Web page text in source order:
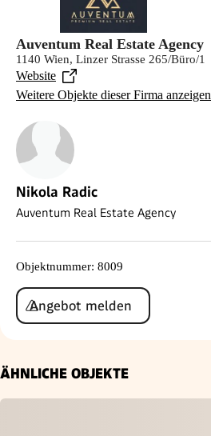
Auventum Real Estate Agency
1140 Wien, Linzer Strasse 265/Büro/1
Website
Weitere Objekte dieser Firma anzeigen
Nikola Radic
Auventum Real Estate Agency
Objektnummer: 8009
Angebot melden
ÄHNLICHE OBJEKTE